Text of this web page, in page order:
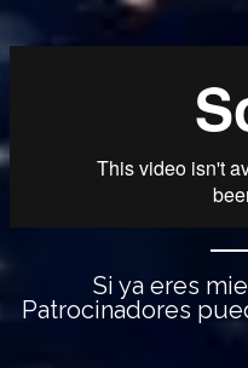
Si ya eres
Patrocinadores